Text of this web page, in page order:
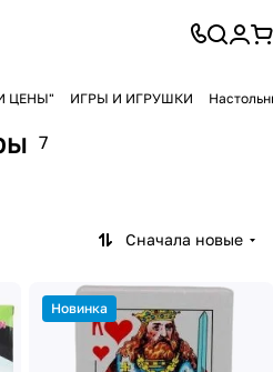
ЦЕНЫ" ИГРЫ И ИГРУШКИ
7
Сначала новые
Новинка